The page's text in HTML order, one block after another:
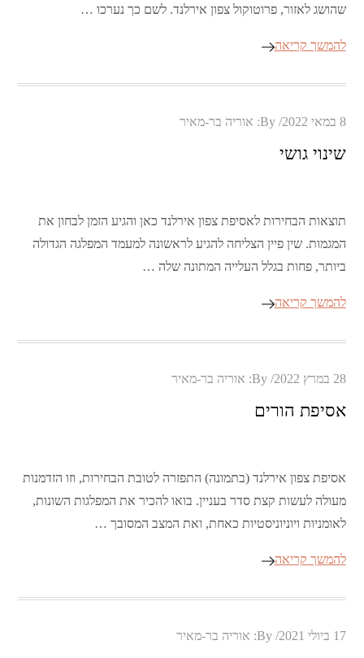
שהושג לאזור, פרוטוקול צפון אירלנד. לשם כך נערכו …
להמשך קריאה
Posted
8 במאי 2022 By: אוריה בר-מאיר
שינוי גושי
תוצאות הבחירות לאסיפת צפון אירלנד כאן והגיע הזמן לבחון את
המגמות. שין פיין הצליחה להגיע לראשונה למעמד המפלגה הגדולה
ביותר, פחות בגלל העלייה המתונה שלה …
להמשך קריאה
Posted
28 במרץ 2022 By: אוריה בר-מאיר
אסיפת הורים
אסיפת צפון אירלנד (בתמונה) התפזרה לטובת הבחירות, וזו הזדמנות
מעולה לעשות קצת סדר בעניין. בואו להכיר את המפלגות השונות,
לאומניות ויוניוניסטיות כאחת, ואת המצב המסובך …
להמשך קריאה
Posted
17 ביולי 2021 By: אוריה בר-מאיר